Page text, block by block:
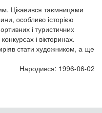
Цікавився таємницями
особливо історією
і туристичних
і вікторинах.
стати художником, а ще
Народився: 1996-06-02